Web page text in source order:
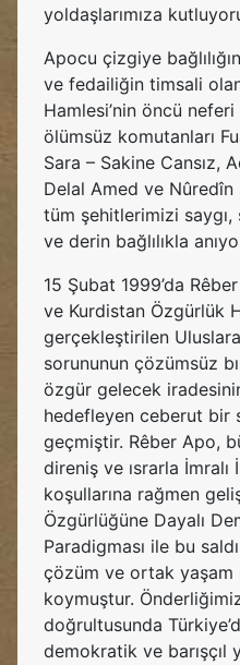
yoldaşlarımıza
Apocu çizgiye
ve fedailiğin timsali
Hamlesi’nin öncü
ölümsüz komutanları
Sara – Sakine Cansız,
Delal Amed ve Nûredîn
tüm şehitlerimizi
ve derin bağlılıkla
15 Şubat 1999’da
ve Kurdistan Özgürlük
gerçekleştirilen
sorununun çözümsüz
özgür gelecek
hedefleyen ceberut bir
geçmiştir. Rêber Apo,
direniş ve ısrarla İmralı
koşullarına rağmen
Özgürlüğüne Dayalı
Paradigması ile bu
çözüm ve ortak
koymuştur.
doğrultusunda
demokratik ve barışçıl